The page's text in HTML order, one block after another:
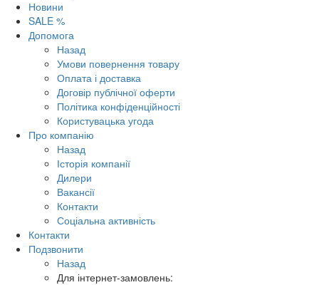
Новини
SALE %
Допомога
Назад
Умови повернення товару
Оплата і доставка
Договір публічної оферти
Політика конфіденційності
Користувацька угода
Про компанію
Назад
Історія компанії
Дилери
Вакансії
Контакти
Соціальна активність
Контакти
Подзвонити
Назад
Для інтернет-замовлень: